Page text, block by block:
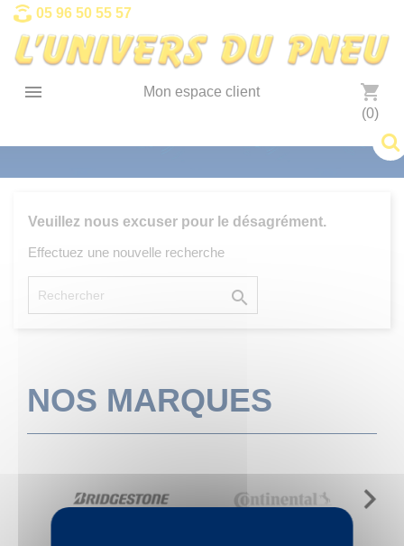
05 96 50 55 57
 Mon espace client shopping_cart
(0)
Veuillez nous excuser pour le désagrément.
Effectuez une nouvelle recherche

NOS MARQUES
Panneau de gestion des cookies